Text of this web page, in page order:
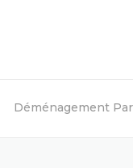
Déménagement